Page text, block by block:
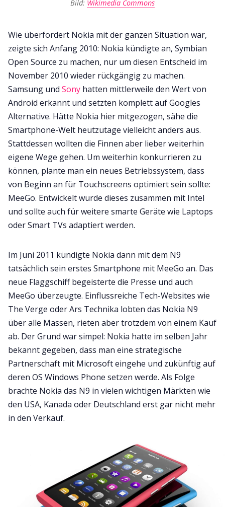
Bild: Wikimedia Commons
Wie überfordert Nokia mit der ganzen Situation war,
zeigte sich Anfang 2010: Nokia kündigte an, Symbian
Open Source zu machen, nur um diesen Entscheid im
November 2010 wieder rückgängig zu machen.
Samsung und Sony hatten mittlerweile den Wert von
Android erkannt und setzten komplett auf Googles
Alternative. Hätte Nokia hier mitgezogen, sähe die
Smartphone-Welt heutzutage vielleicht anders aus.
Stattdessen wollten die Finnen aber lieber weiterhin
eigene Wege gehen. Um weiterhin konkurrieren zu
können, plante man ein neues Betriebssystem, dass
von Beginn an für Touchscreens optimiert sein sollte:
MeeGo. Entwickelt wurde dieses zusammen mit Intel
und sollte auch für weitere smarte Geräte wie Laptops
oder Smart TVs adaptiert werden.
Im Juni 2011 kündigte Nokia dann mit dem N9
tatsächlich sein erstes Smartphone mit MeeGo an. Das
neue Flaggschiff begeisterte die Presse und auch
MeeGo überzeugte. Einflussreiche Tech-Websites wie
The Verge oder Ars Technika lobten das Nokia N9
über alle Massen, rieten aber trotzdem von einem Kauf
ab. Der Grund war simpel: Nokia hatte im selben Jahr
bekannt gegeben, dass man eine strategische
Partnerschaft mit Microsoft eingehe und zukünftig auf
deren OS Windows Phone setzen werde. Als Folge
brachte Nokia das N9 in vielen wichtigen Märkten wie
den USA, Kanada oder Deutschland erst gar nicht mehr
in den Verkauf.